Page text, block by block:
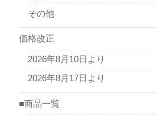
その他
価格改正
2026年8月10日より
2026年8月17日より
■商品一覧